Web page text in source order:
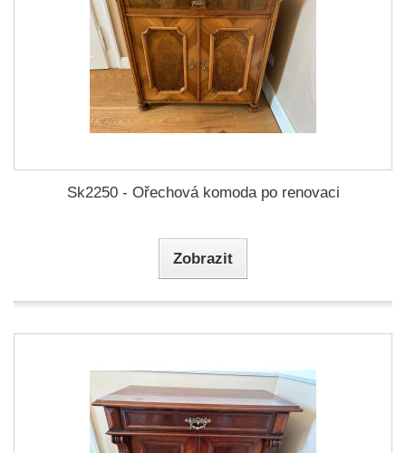
Sk2250 - Ořechová komoda po renovaci
Zobrazit